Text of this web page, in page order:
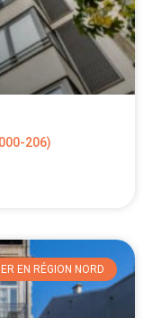
206)
EN RÉGION NORD